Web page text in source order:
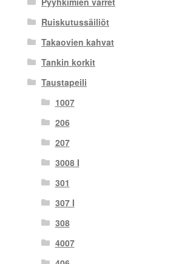
Ruiskutussäiliöt
Takaovien kahvat
Tankin korkit
Taustapeili
1007
206
207
3008 I
301
307 I
308
4007